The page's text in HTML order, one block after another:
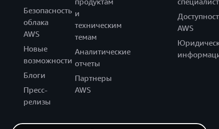
Безопасность
облака
AWS
Новые
возможности
Блоги
Пресс-
релизы
и
техническим
темам
Аналитические
отчеты
Партнеры
AWS
AWS